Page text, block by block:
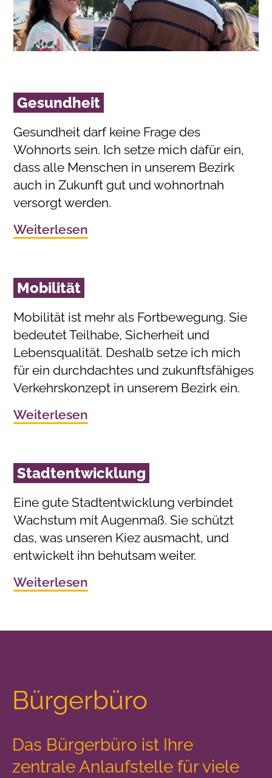
Gesundheit
Gesundheit darf keine Frage des
Wohnorts sein. Ich setze mich dafür ein,
dass alle Menschen in unserem Bezirk
auch in Zukunft gut und wohnortnah
versorgt werden.
Weiterlesen
Mobilität
Mobilität ist mehr als Fortbewegung. Sie
bedeutet Teilhabe, Sicherheit und
Lebensqualität. Deshalb setze ich mich
für ein durchdachtes und zukunftsfähiges
Verkehrskonzept in unserem Bezirk ein.
Weiterlesen
Stadtentwicklung
Eine gute Stadtentwicklung verbindet
Wachstum mit Augenmaß. Sie schützt
das, was unseren Kiez ausmacht, und
entwickelt ihn behutsam weiter.
Weiterlesen
Bürgerbüro
Das Bürgerbüro ist Ihre
zentrale Anlaufstelle für viele